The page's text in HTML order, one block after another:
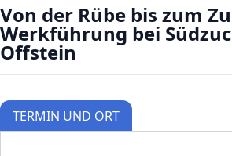
Von der Rübe bis zum
Werkführung bei
Offstein
TERMIN UND ORT